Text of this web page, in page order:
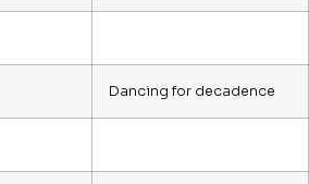
Dancing for decadence